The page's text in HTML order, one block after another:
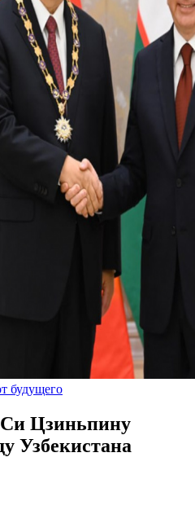
будущего
Цзиньпину
Узбекистана